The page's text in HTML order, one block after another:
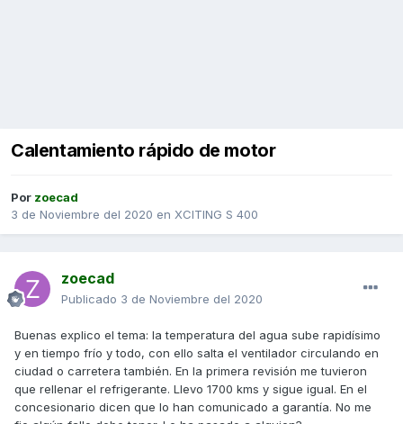
Calentamiento rápido de motor
Por zoecad
3 de Noviembre del 2020 en XCITING S 400
zoecad
Publicado 3 de Noviembre del 2020
Buenas explico el tema: la temperatura del agua sube rapidísimo
y en tiempo frío y todo, con ello salta el ventilador circulando en
ciudad o carretera también. En la primera revisión me tuvieron
que rellenar el refrigerante. Llevo 1700 kms y sigue igual. En el
concesionario dicen que lo han comunicado a garantía. No me